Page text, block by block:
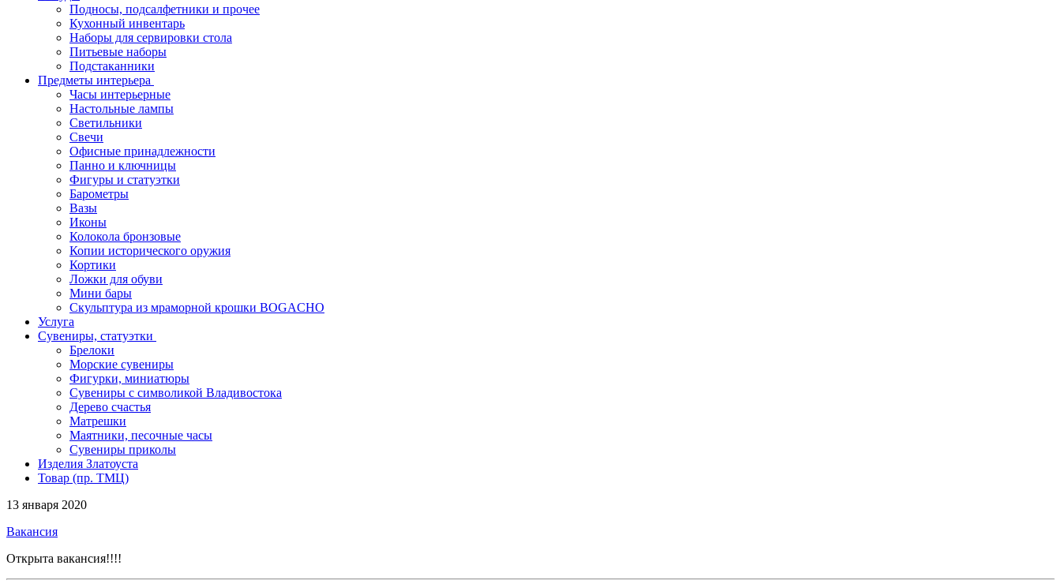
Подносы, подсалфетники и прочее
Кухонный инвентарь
Наборы для сервировки стола
Питьевые наборы
Подстаканники
Предметы интерьера
Часы интерьерные
Настольные лампы
Светильники
Свечи
Офисные принадлежности
Панно и ключницы
Фигуры и статуэтки
Барометры
Вазы
Иконы
Колокола бронзовые
Копии исторического оружия
Кортики
Ложки для обуви
Мини бары
Скульптура из мраморной крошки BOGACHO
Услуга
Сувениры, статуэтки
Брелоки
Морские сувениры
Фигурки, миниатюры
Сувениры с символикой Владивостока
Дерево счастья
Матрешки
Маятники, песочные часы
Сувениры приколы
Изделия Златоуста
Товар (пр. ТМЦ)
13 января 2020
Вакансия
Открыта вакансия!!!!